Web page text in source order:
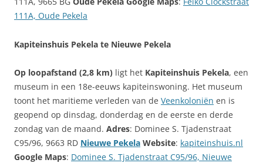
111A, Oude Pekela
Kapiteinshuis Pekela te Nieuwe Pekela
Op loopafstand (2,8 km) ligt het Kapiteinshuis Pekela, een
museum in een 18e-eeuws kapiteinswoning. Het museum
toont het maritieme verleden van de Veenkoloniën en is
geopend op dinsdag, donderdag en de eerste en derde
zondag van de maand. Adres: Dominee S. Tjadenstraat
C95/96, 9663 RD Nieuwe Pekela Website: kapiteinshuis.nl
Google Maps: Dominee S. Tjadenstraat C95/96, Nieuwe